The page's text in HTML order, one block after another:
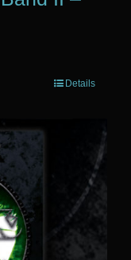
Details